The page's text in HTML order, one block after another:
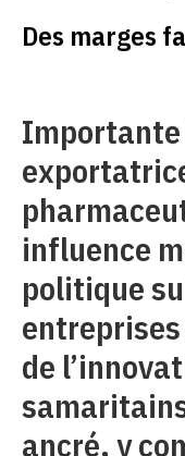
Des marges
influence
politique
de
ancré, y